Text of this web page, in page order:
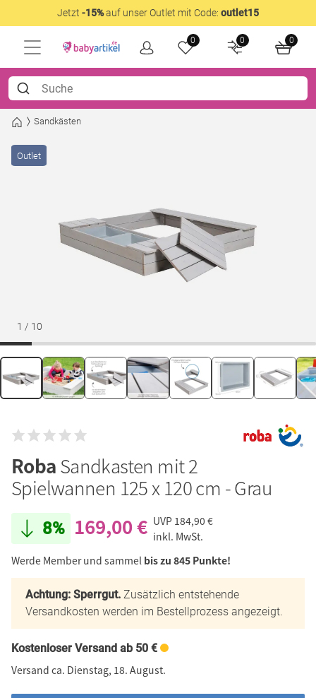
Jetzt -15%auf unser Outlet mit Code: outlet15
0 0 0
Sandkästen
1 / 10
Outlet
RobaSandkasten mit 2
Spielwannen 125 x 120 cm - Grau
8% 169,00 € UVP 184,90 €
inkl. MwSt.
Werde Member und sammel bis zu 845 Punkte!
Achtung: Sperrgut. Zusätzlich entstehende
Versandkosten werden im Bestellprozess angezeigt.
Kostenloser Versand ab 50 €
Versand ca. Dienstag, 18. August.